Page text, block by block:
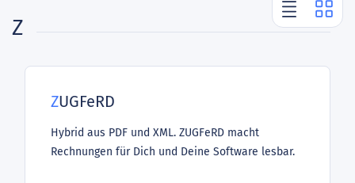
Z
ZUGFeRD
Hybrid aus PDF und XML. ZUGFeRD macht
Rechnungen für Dich und Deine Software lesbar.